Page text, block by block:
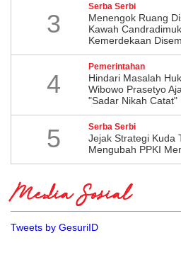
3
Serba Serbi
Menengok Ruang
Kawah
Kemerdekaan
4
Pemerintahan
Hindari Masalah
Wibowo Prasetyo
"Sadar Nikah Catat"
5 Serba Serbi
Jejak Strategi Kuda
Mengubah PPKI
Media Sosial
Tweets by GesuriID